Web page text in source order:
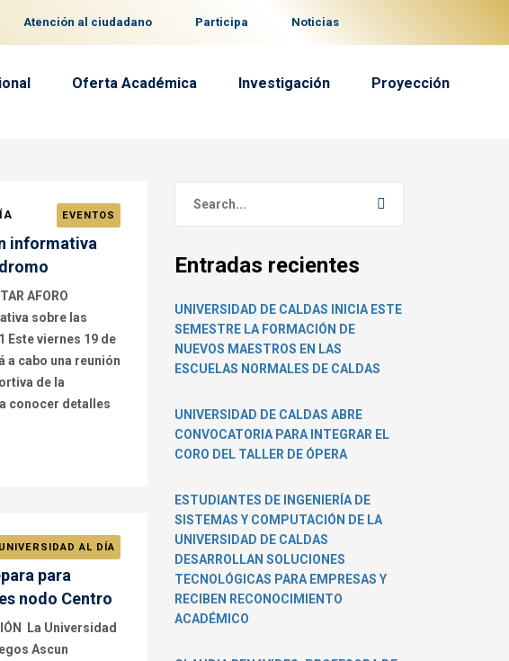
Atención al ciudadano Participa Noticias
Oferta Académica Investigación Proyección
EVENTOS
informativa
AFORO
sobre las
Este viernes 19 de
a cabo una reunión
de la
conocer detalles
UNIVERSIDAD AL DÍA
para
nodo Centro
La Universidad
Ascun
Entradas recientes
UNIVERSIDAD DE CALDAS INICIA ESTE
SEMESTRE LA FORMACIÓN DE
NUEVOS MAESTROS EN LAS
ESCUELAS NORMALES DE CALDAS
UNIVERSIDAD DE CALDAS ABRE
CONVOCATORIA PARA INTEGRAR EL
CORO DEL TALLER DE ÓPERA
ESTUDIANTES DE INGENIERÍA DE
SISTEMAS Y COMPUTACIÓN DE LA
UNIVERSIDAD DE CALDAS
DESARROLLAN SOLUCIONES
TECNOLÓGICAS PARA EMPRESAS Y
RECIBEN RECONOCIMIENTO
ACADÉMICO